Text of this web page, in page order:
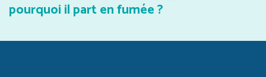
pourquoi il part en fumée ?